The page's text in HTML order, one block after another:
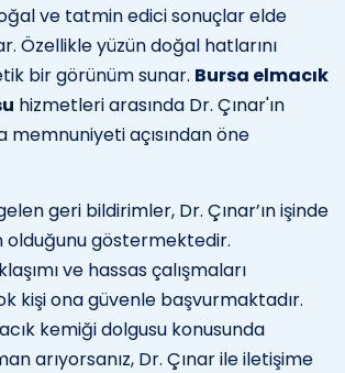
ve tatmin edici sonuçlar elde
Özellikle yüzün doğal hatlarını
bir görünüm sunar. Bursa elmacık
hizmetleri arasında Dr. Çınar'ın
memnuniyeti açısından öne
geri bildirimler, Dr. Çınar’ın işinde
olduğunu göstermektedir.
ve hassas çalışmaları
kişi ona güvenle başvurmaktadır.
kemiği dolgusu konusunda
arıyorsanız, Dr. Çınar ile iletişime